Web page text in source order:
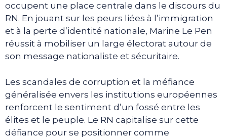
occupent une place centrale dans le discours du
RN. En jouant sur les peurs liées à l’immigration
et à la perte d’identité nationale, Marine Le Pen
réussit à mobiliser un large électorat autour de
son message nationaliste et sécuritaire.
Les scandales de corruption et la méfiance
généralisée envers les institutions européennes
renforcent le sentiment d’un fossé entre les
élites et le peuple. Le RN capitalise sur cette
défiance pour se positionner comme